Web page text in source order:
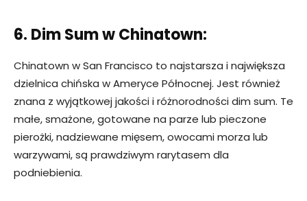
6. Dim Sum w Chinatown:
Chinatown w San Francisco to najstarsza i największa
dzielnica chińska w Ameryce Północnej. Jest również
znana z wyjątkowej jakości i różnorodności dim sum. Te
małe, smażone, gotowane na parze lub pieczone
pierożki, nadziewane mięsem, owocami morza lub
warzywami, są prawdziwym rarytasem dla
podniebienia.